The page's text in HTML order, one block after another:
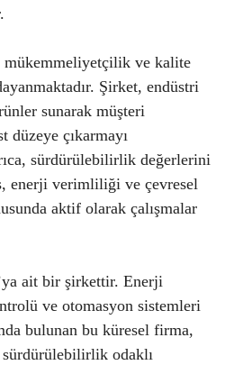
mükemmeliyetçilik ve kalite
Şirket, endüstri
sunarak müşteri
düzeye çıkarmayı
sürdürülebilirlik değerlerini
enerji verimliliği ve çevresel
aktif olarak çalışmalar
ait bir şirkettir. Enerji
ve otomasyon sistemleri
bulunan bu küresel firma,
odaklı